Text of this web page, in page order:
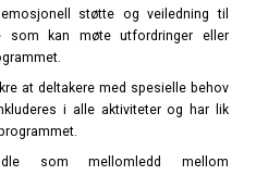
støtte og veiledning til
som kan møte utfordringer eller
at deltakere med spesielle behov
i alle aktiviteter og har lik
som mellomledd mellom